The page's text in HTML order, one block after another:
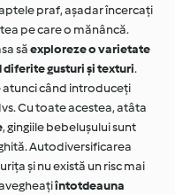
praf, așadar încercați
pe care o mănâncă.
săexploreze o varietate
diferite gusturi și texturi.
atunci când introduceți
Cu toate acestea, atâta
, gingiile bebelușului sunt
Autodiversificarea
și nu există un risc mai
întotdeauna